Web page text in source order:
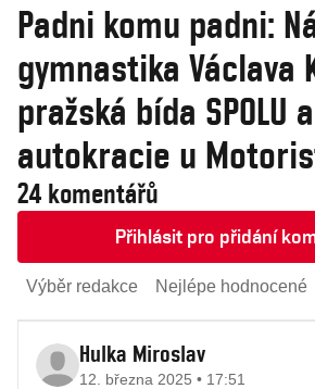
Padni komu padni:
gymnastika Václava
pražská bída SPOLU a
autokracie u
24 komentářů
Přihlásit pro přidání
Výběr redakce Nejlépe hodnocené
Hulka Miroslav
12. března 2025 • 17:51